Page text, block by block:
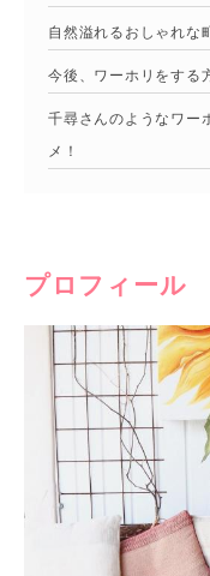
自然溢れるおしゃれな
今後、ワーホリをする
千尋さんのようなワー
メ！
プロフィール